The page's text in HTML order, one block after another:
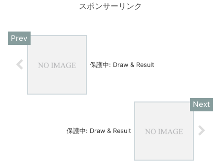
スポンサーリンク
保護中: Draw & Result
保護中: Draw & Result